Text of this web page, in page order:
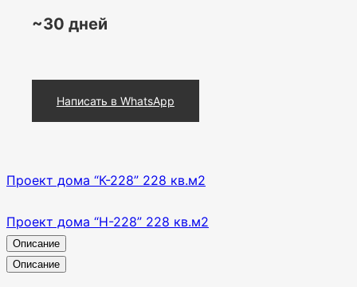
~30 дней
Написать в WhatsApp
Проект дома “К-228” 228 кв.м2
Проект дома “Н-228” 228 кв.м2
Описание
Описание